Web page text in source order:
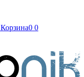
Корзина0 0